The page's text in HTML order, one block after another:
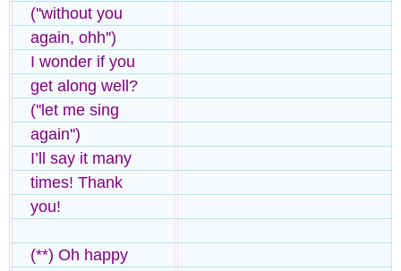
(''without you
again, ohh'')
I wonder if you
get along well?
(''let me sing
again'')
I’ll say it many
times! Thank
you!
(**) Oh happy